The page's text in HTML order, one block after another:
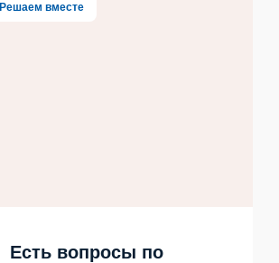
Решаем вместе
Есть вопросы по